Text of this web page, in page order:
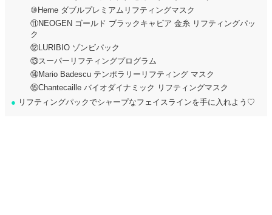
⑩Herne ダブルプレミアムリフティングマスク
⑪NEOGEN ゴールド ブラックキャビア 金糸 リフティングパッ
ク
⑫LURIBIO ゾンビパック
⑬スーパーリフティングプログラム
⑭Mario Badescu テンポラリーリフティング マスク
⑮Chantecaille バイオダイナミック リフティングマスク
● リフティングパックでシャープなフェイスラインを手に入れよう♡